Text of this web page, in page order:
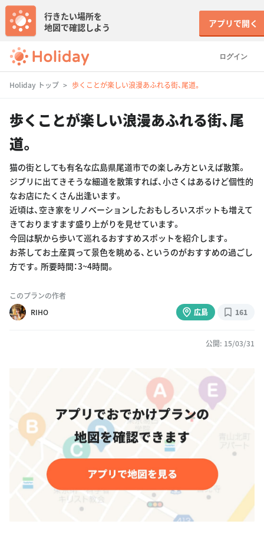
ログイン
行きたい場所を
地図で確認しよう
アプリで開く
Holiday トップ 歩くことが楽しい浪漫あふれる街、尾道。
歩くことが楽しい浪漫あふれる街、尾
道。
猫の街としても有名な広島県尾道市での楽しみ方といえば散策。
ジブリに出てきそうな細道を散策すれば、小さくはあるけど個性的
なお店にたくさん出逢います。
近頃は、空き家をリノベーションしたおもしろいスポットも増えて
きておりますます盛り上がりを見せています。
今回は駅から歩いて巡れるおすすめスポットを紹介します。
お茶してお土産買って景色を眺める、というのがおすすめの過ごし
方です。所要時間：3~4時間。
このプランの作者
RIHO
広島 161
公開: 15/03/31